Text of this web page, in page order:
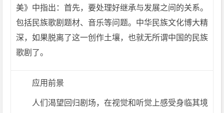
美》中指出：首先，要处理好继承与发展之间的关系。
包括民族歌剧题材、音乐等问题。中华民族文化博大精
深，如果脱离了这一创作土壤，也就无所谓中国的民族
歌剧了。
应用前景
人们渴望回归剧场，在视觉和听觉上感受身临其境